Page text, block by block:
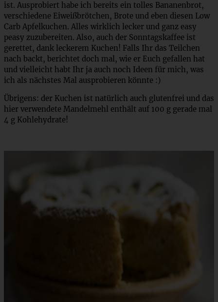
ist. Ausprobiert habe ich bereits ein tolles Bananenbrot,
verschiedene Eiweißbrötchen, Brote und eben diesen Low
Carb Apfelkuchen. Alles wirklich lecker und ganz easy
peasy zuzubereiten. Also, auch der Sonntagskaffee ist
gerettet, dank leckerem Kuchen! Falls Ihr das Teilchen
nach backt, berichtet doch mal, wie er Euch gefallen hat
und vielleicht habt Ihr ja auch noch Ideen für mich, was
ich als nächstes Mal ausprobieren könnte :)
Übrigens: der Kuchen ist natürlich auch glutenfrei und das
hier verwendete Mandelmehl enthält auf 100 g gerade mal
4 g Kohlehydrate!